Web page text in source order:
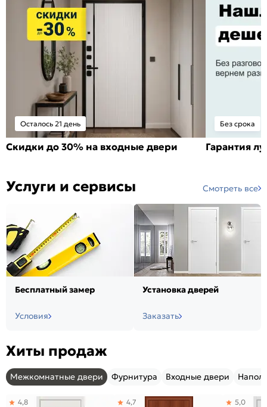
Осталось 21 день
Скидки до 30% на входные двери
Без срока
Гарантия
Услуги и сервисы Смотреть все
Бесплатный замер
Условия
Установка дверей
Заказать
Хиты продаж
Межкомнатные двери Фурнитура Входные двери
4,8 4,7 5,0